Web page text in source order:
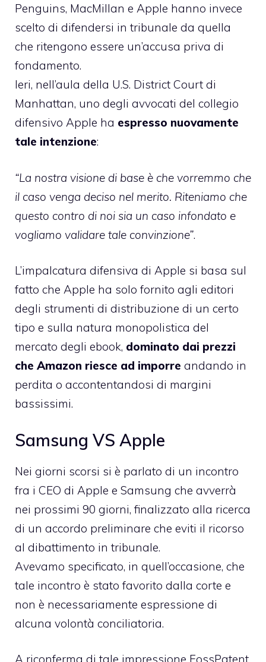
Penguins, MacMillan e Apple hanno invece
scelto di difendersi in tribunale da quella
che ritengono essere un’accusa priva di
fondamento.
Ieri, nell’aula della U.S. District Court di
Manhattan, uno degli avvocati del collegio
difensivo Apple ha espresso nuovamente
tale intenzione:
“La nostra visione di base è che vorremmo che
il caso venga deciso nel merito. Riteniamo che
questo contro di noi sia un caso infondato e
vogliamo validare tale convinzione”.
L’impalcatura difensiva di Apple si basa sul
fatto che Apple ha solo fornito agli editori
degli strumenti di distribuzione di un certo
tipo e sulla natura monopolistica del
mercato degli ebook, dominato dai prezzi
che Amazon riesce ad imporre andando in
perdita o accontentandosi di margini
bassissimi.
Samsung VS Apple
Nei giorni scorsi si è parlato di un incontro
fra i CEO di Apple e Samsung che avverrà
nei prossimi 90 giorni, finalizzato alla ricerca
di un accordo preliminare che eviti il ricorso
al dibattimento in tribunale.
Avevamo specificato, in quell’occasione, che
tale incontro è stato favorito dalla corte e
non è necessariamente espressione di
alcuna volontà conciliatoria.